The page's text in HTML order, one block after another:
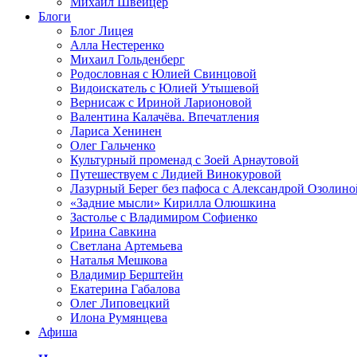
Блоги
Блог Лицея
Алла Нестеренко
Михаил Гольденберг
Родословная с Юлией Свинцовой
Видоискатель с Юлией Утышевой
Вернисаж с Ириной Ларионовой
Валентина Калачёва. Впечатления
Лариса Хенинен
Олег Гальченко
Культурный променад с Зоей Арнаутовой
Путешествуем с Лидией Винокуровой
Лазурный Берег без пафоса с Александрой
«Задние мысли» Кирилла Олюшкина
Застолье с Владимиром Софиенко
Ирина Савкина
Светлана Артемьева
Наталья Мешкова
Владимир Берштейн
Екатерина Габалова
Олег Липовецкий
Илона Румянцева
Афиша